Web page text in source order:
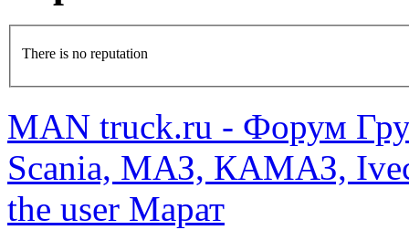
There is no reputation
MAN truck.ru - Форум
Scania, МАЗ, КАМАЗ,
the user Марат